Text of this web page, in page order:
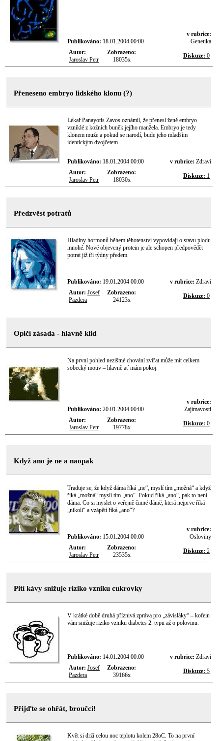
Publikováno: 18.01.2004 00:00
v rubrice:
Genetika
Autor:
Jaroslav Petr
Zobrazeno:
18035x
Diskuze: 0
Přeneseno embryo lidského klonu (?)
Lékař Panayotis Zavos oznámil, že přenesl ženě embryo
vzniklé z kožních buněk jejího manžela. Embryo je tedy
klonem muže a pokud se narodí, bude jeho mladším
identickým dvojčetem.
Publikováno: 18.01.2004 00:00 v rubrice: Zdraví
Autor:
Jaroslav Petr
Zobrazeno:
18030x
Diskuze: 1
Předzvěst potratů
Hladiny hormonů během těhotenství vypovídají o stavu plodu
mnohé. Nově objevený protein je ale schopen předpovědět
potrat již tři týdny předem.
Publikováno: 19.01.2004 00:00 v rubrice: Zdraví
Autor: Josef
Pazdera
Zobrazeno:
24123x
Diskuze: 0
Opičí zásada - hlavně klid
Na první pohled nezištné chování zvířat může mít celkem
sobecký motiv – hlavně ať mám pokoj.
Publikováno: 20.01.2004 00:00
v rubrice:
Zajímavosti
Autor:
Jaroslav Petr
Zobrazeno:
19778x
Diskuze: 0
Když ano je ne a naopak
Traduje se, že když dáma říká „ne“, myslí tím „možná“ a když
říká „možná“ myslí tím „ano“. Pokud říká „ano“, pak to není
dáma. Co si myslet o veřejně činné dámě, která nejprve říká
„nikoli“ a vzápětí říká „ano“?
Publikováno: 15.01.2004 00:00
v rubrice:
Osloviny
Autor:
Jaroslav Petr
Zobrazeno:
23535x
Diskuze: 2
Pití kávy snižuje riziko vzniku cukrovky
V krátké době druhá příznivá zpráva pro „závisláky“ – kofein
vám snižuje riziko vzniku diabetes 2. typu až o polovinu.
Publikováno: 14.01.2004 00:00 v rubrice: Zdraví
Autor: Josef
Pazdera
Zobrazeno:
39166x
Diskuze: 5
Přijďte se ohřát, broučci!
Květ si drží celou noc teplotu kolem 28oC. To na první